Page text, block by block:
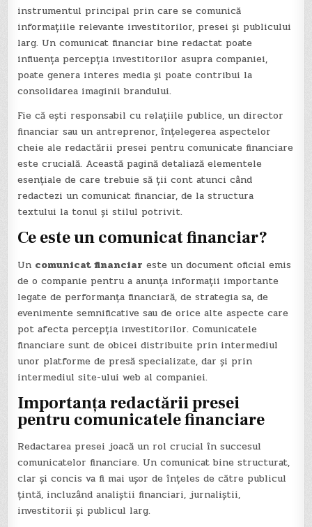
instrumentul principal prin care se comunică
informațiile relevante investitorilor, presei și publicului
larg. Un comunicat financiar bine redactat poate
influența percepția investitorilor asupra companiei,
poate genera interes media și poate contribui la
consolidarea imaginii brandului.
Fie că ești responsabil cu relațiile publice, un director
financiar sau un antreprenor, înțelegerea aspectelor
cheie ale redactării presei pentru comunicate financiare
este crucială. Această pagină detaliază elementele
esențiale de care trebuie să ții cont atunci când
redactezi un comunicat financiar, de la structura
textului la tonul și stilul potrivit.
Ce este un comunicat financiar?
Un comunicat financiar este un document oficial emis
de o companie pentru a anunța informații importante
legate de performanța financiară, de strategia sa, de
evenimente semnificative sau de orice alte aspecte care
pot afecta percepția investitorilor. Comunicatele
financiare sunt de obicei distribuite prin intermediul
unor platforme de presă specializate, dar și prin
intermediul site-ului web al companiei.
Importanța redactării presei
pentru comunicatele financiare
Redactarea presei joacă un rol crucial în succesul
comunicatelor financiare. Un comunicat bine structurat,
clar și concis va fi mai ușor de înțeles de către publicul
țintă, incluzând analiștii financiari, jurnaliștii,
investitorii și publicul larg.